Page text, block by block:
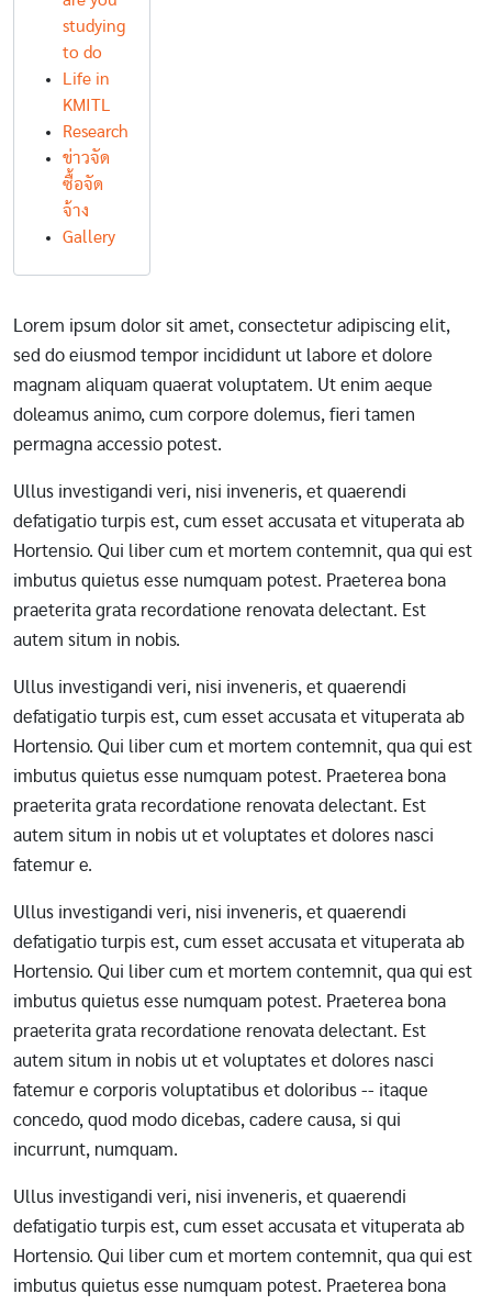
studying
to do
Life in
KMITL
Research
ข่าวจัด
ซื้อจัด
จ้าง
Gallery
Lorem ipsum dolor sit amet, consectetur adipiscing elit,
sed do eiusmod tempor incididunt ut labore et dolore
magnam aliquam quaerat voluptatem. Ut enim aeque
doleamus animo, cum corpore dolemus, fieri tamen
permagna accessio potest.
Ullus investigandi veri, nisi inveneris, et quaerendi
defatigatio turpis est, cum esset accusata et vituperata ab
Hortensio. Qui liber cum et mortem contemnit, qua qui est
imbutus quietus esse numquam potest. Praeterea bona
praeterita grata recordatione renovata delectant. Est
autem situm in nobis.
Ullus investigandi veri, nisi inveneris, et quaerendi
defatigatio turpis est, cum esset accusata et vituperata ab
Hortensio. Qui liber cum et mortem contemnit, qua qui est
imbutus quietus esse numquam potest. Praeterea bona
praeterita grata recordatione renovata delectant. Est
autem situm in nobis ut et voluptates et dolores nasci
fatemur e.
Ullus investigandi veri, nisi inveneris, et quaerendi
defatigatio turpis est, cum esset accusata et vituperata ab
Hortensio. Qui liber cum et mortem contemnit, qua qui est
imbutus quietus esse numquam potest. Praeterea bona
praeterita grata recordatione renovata delectant. Est
autem situm in nobis ut et voluptates et dolores nasci
fatemur e corporis voluptatibus et doloribus -- itaque
concedo, quod modo dicebas, cadere causa, si qui
incurrunt, numquam.
Ullus investigandi veri, nisi inveneris, et quaerendi
defatigatio turpis est, cum esset accusata et vituperata ab
Hortensio. Qui liber cum et mortem contemnit, qua qui est
imbutus quietus esse numquam potest. Praeterea bona